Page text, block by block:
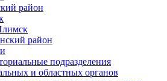
район
район
подразделения
и областных органов